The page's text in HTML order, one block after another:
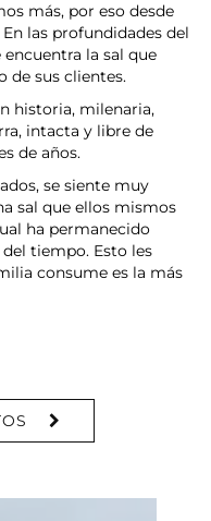
más, por eso desde
las profundidades del
la sal que
de sus clientes.
historia, milenaria,
intacta y libre de
de años.
se siente muy
sal que ellos mismos
ha permanecido
tiempo. Esto les
consume es la más